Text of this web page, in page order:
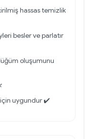
hassas temizlik
besler ve parlatır
oluşumunu
için uygundur ✔️